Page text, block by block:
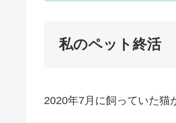
私のペット終活
2020年7月に飼っていた猫